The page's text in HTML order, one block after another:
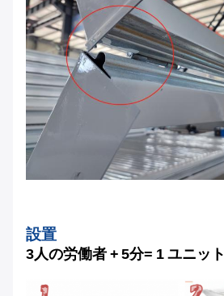
設置
3人の労働者 + 5分= 1 ユニット